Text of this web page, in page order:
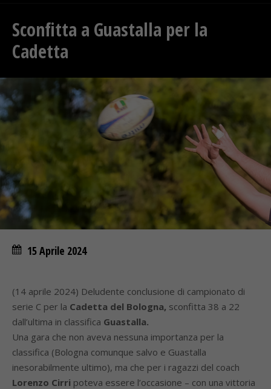
Sconfitta a Guastalla per la
Cadetta
15 Aprile 2024
(14 aprile 2024) Deludente conclusione di campionato di
serie C per la Cadetta del Bologna, sconfitta 38 a 22
dall’ultima in classifica Guastalla.
Una gara che non aveva nessuna importanza per la
classifica (Bologna comunque salvo e Guastalla
inesorabilmente ultimo), ma che per i ragazzi del coach
Lorenzo Cirri poteva essere l’occasione – con una vittoria